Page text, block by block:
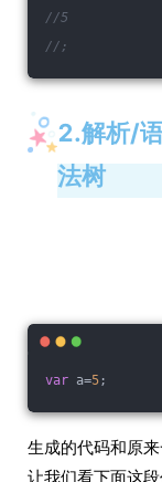
//5
//;
2.解析/
法树
var a=5;
生成的代码和原
让我们看下面这